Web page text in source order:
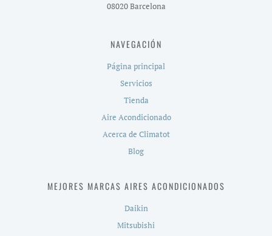
08020 Barcelona
NAVEGACIÓN
Página principal
Servicios
Tienda
Aire Acondicionado
Acerca de Climatot
Blog
MEJORES MARCAS AIRES ACONDICIONADOS
Daikin
Mitsubishi